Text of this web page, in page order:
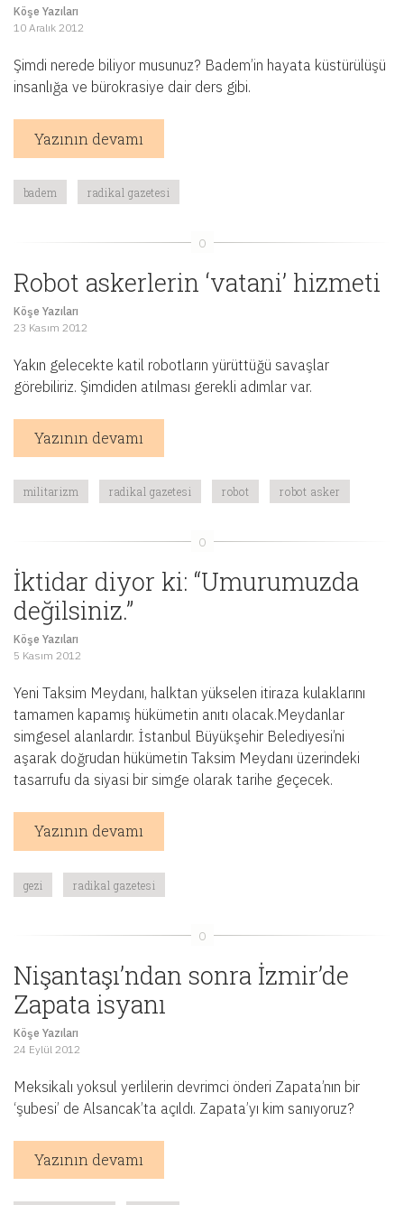
Köşe Yazıları
10 Aralık 2012
Şimdi nerede biliyor musunuz? Badem’in hayata küstürülüşü
insanlığa ve bürokrasiye dair ders gibi.
Yazının devamı
badem radikal gazetesi
Robot askerlerin ‘vatani’ hizmeti
Köşe Yazıları
23 Kasım 2012
Yakın gelecekte katil robotların yürüttüğü savaşlar
görebiliriz. Şimdiden atılması gerekli adımlar var.
Yazının devamı
militarizm radikal gazetesi robot robot asker
İktidar diyor ki: “Umurumuzda
değilsiniz.”
Köşe Yazıları
5 Kasım 2012
Yeni Taksim Meydanı, halktan yükselen itiraza kulaklarını
tamamen kapamış hükümetin anıtı olacak.Meydanlar
simgesel alanlardır. İstanbul Büyükşehir Belediyesi’ni
aşarak doğrudan hükümetin Taksim Meydanı üzerindeki
tasarrufu da siyasi bir simge olarak tarihe geçecek.
Yazının devamı
gezi radikal gazetesi
Nişantaşı’ndan sonra İzmir’de
Zapata isyanı
Köşe Yazıları
24 Eylül 2012
Meksikalı yoksul yerlilerin devrimci önderi Zapata’nın bir
‘şubesi’ de Alsancak’ta açıldı. Zapata’yı kim sanıyoruz?
Yazının devamı